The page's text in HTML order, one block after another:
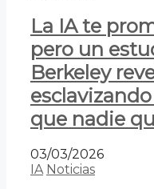
La IA te
pero un
Berkeley
que nadie
03/03/2026
IA Noticias